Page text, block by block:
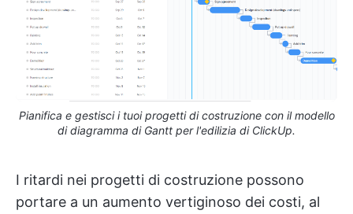
Pianifica e gestisci i tuoi progetti di costruzione con il modello
di diagramma di Gantt per l'edilizia di ClickUp.
I ritardi nei progetti di costruzione possono
portare a un aumento vertiginoso dei costi, al